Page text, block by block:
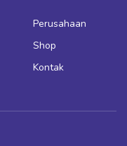
Perusahaan
Shop
Kontak